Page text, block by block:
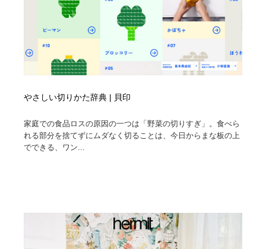
やさしい切りかた辞典 | 貝印
家庭での食品ロスの原因の一つは「野菜の切りすぎ」。食べら
れる部分を捨てずにムダなく切ることは、今日からまな板の上
でできる、ワン...